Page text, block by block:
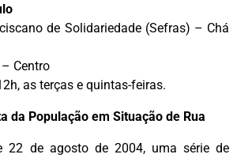
de Solidariedade (Sefras) – Chá
Centro
as terças e quintas-feiras.
da População em Situação de Rua
22 de agosto de 2004, uma série de